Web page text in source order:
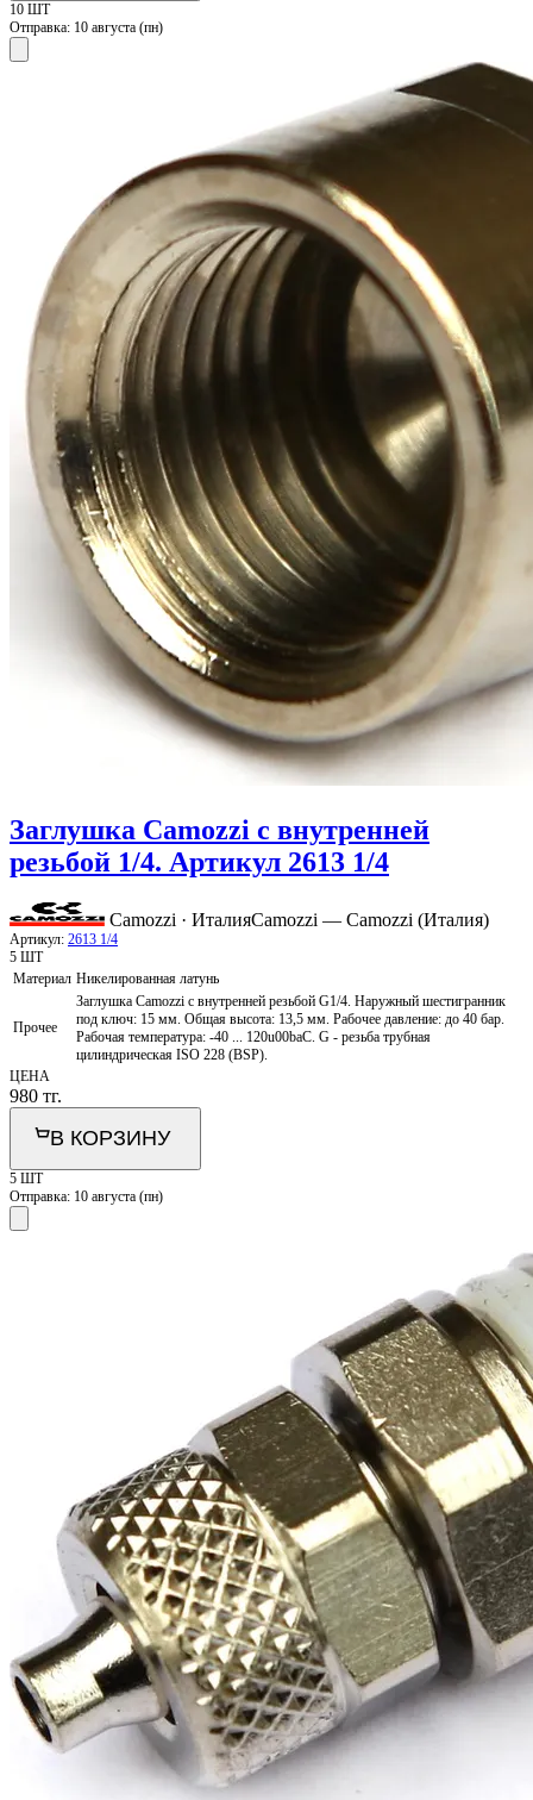
10 ШТ
Отправка: 10 августа (пн)
Заглушка Camozzi с внутренней
резьбой 1/4. Артикул 2613 1/4
Camozzi · ИталияCamozzi — Camozzi (Италия)
Артикул: 2613 1/4
5 ШТ
Материал Никелированная латунь
Прочее
Заглушка Camozzi с внутренней резьбой G1/4. Наружный шестигранник
под ключ: 15 мм. Общая высота: 13,5 мм. Рабочее давление: до 40 бар.
Рабочая температура: -40 ... 120u00baС. G - резьба трубная
цилиндрическая ISO 228 (BSP).
ЦЕНА
980 тг.
В КОРЗИНУ
5 ШТ
Отправка: 10 августа (пн)